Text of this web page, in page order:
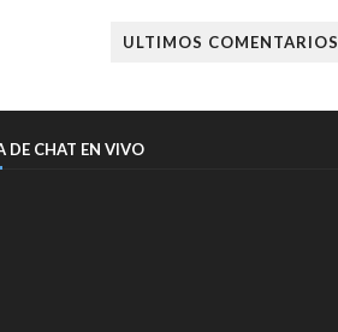
ULTIMOS COMENTARIOS
DE CHAT EN VIVO